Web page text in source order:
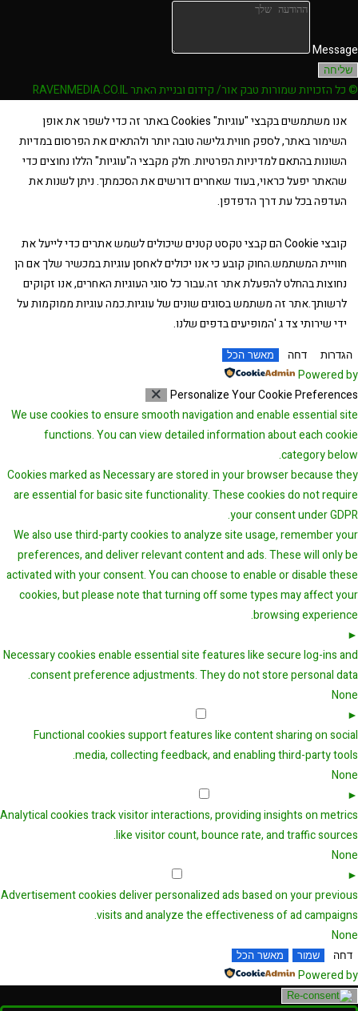
Message
שליחה
© כל הזכויות שמורות טבק אור/ קידום ובניית האתר RAVENMEDIA.CO.IL
אנו משתמשים בקבצי "עוגיות" Cookies באתר זה כדי לשפר את אופן
השימור באתר, לספק חווית גלישה טובה יותר ולהתאים את הפרסום במדיות
השונות בהתאם למדיניות הפרטיות. חלק מקבצי ה"עוגיות" הללו נחוצים כדי
שהאתר יפעל כראוי, בעוד שאחרים דורשים את הסכמתך. ניתן לשנות את
העדפה בכל עת דרך הדפדפן.
קובצי Cookie הם קבצי טקסט קטנים שיכולים לשמש אתרים כדי לייעל את
חוויית המשתמש.החוק קובע כי אנו יכולים לאחסן עוגיות במכשיר שלך אם הן
נחוצות בהחלט להפעלת אתר זה.עבור כל סוגי העוגיות האחרים, אנו זקוקים
לרשותך.אתר זה משתמש בסוגים שונים של עוגיות.כמה עוגיות ממוקמות על
ידי שירותי צד ג 'המופיעים בדפים שלנו.
הגדרות דחה מאשר הכל
Powered by
Personalize Your Cookie Preferences
We use cookies to ensure smooth navigation and enable essential site
functions. You can view detailed information about each cookie
category below.
Cookies marked asNecessaryare stored in your browser because they
are essential for basic site functionality.These cookies do not require
your consent under GDPR.
We also use third-party cookies to analyze site usage, remember your
preferences, and deliver relevant content and ads. These will only be
activated with your consent. You can choose to enable or disable these
cookies, but please note that turning off some types may affect your
browsing experience.
►
Necessary cookies enable essential site features like secure log-ins and
consent preference adjustments. They do not store personal data.
None
►
Functional cookies support features like content sharing on social
media, collecting feedback, and enabling third-party tools.
None
►
Analytical cookies track visitor interactions, providing insights on metrics
like visitor count, bounce rate, and traffic sources.
None
►
Advertisement cookies deliver personalized ads based on your previous
visits and analyze the effectiveness of ad campaigns.
None
דחה שמור מאשר הכל
Powered by